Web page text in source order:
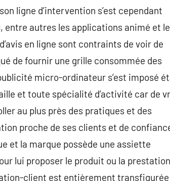
ligne d’intervention s’est cependant
entre autres les applications animé et
en ligne sont contraints de voir de
de fournir une grille consommée des
micro-ordinateur s’est imposé
et toute spécialité d’activité car de
au plus près des pratiques et des
proche de ses clients et de
et la marque possède une assiette
lui proposer le produit ou la
client est entièrement transfigurée